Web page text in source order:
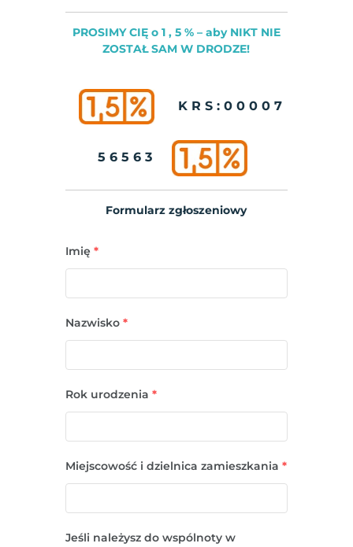
PROSIMY CIĘ o 1 , 5 % – aby NIKT NIE
ZOSTAŁ SAM W DRODZE!
K R S : 0 0 0 0 7
5 6 5 6 3
Formularz zgłoszeniowy
Imię *
Nazwisko *
Rok urodzenia *
Miejscowość i dzielnica zamieszkania *
Jeśli należysz do wspólnoty w